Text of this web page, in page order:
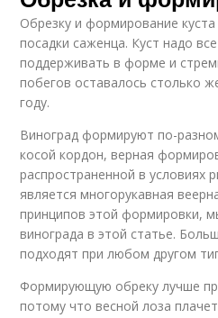
Обрезку и формирование
посадки саженца. Куст надо
поддерживать в форме и
побегов оставалось столько
году.
Виноград формируют по-
косой кордон, верная
распространенной в условиях
является многорукавная
принципов этой формировки,
винограда в этой статье.
подходят при любом другом
Формирующую обреку лучше
потому что весной лоза